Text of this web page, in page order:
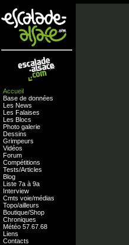
Accueil
Base de données
Les News
Les Falaises
Les Blocs
Photo galerie
Dessins
Grimpeurs
Vidéos
Forum
Compétitions
Tests/Articles
Blog
Liste 7a à 9a
Interview
Cmts voie/médias
Topo/ailleurs
Boutique/Shop
Chroniques
Météo 57 67 68
Liens
Contacts